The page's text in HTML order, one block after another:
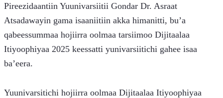
Pireezidaantiin Yuunivarsiitii Gondar Dr. Asraat
Atsadawayin gama isaaniitiin akka himanitti, bu’a
qabeessummaa hojiirra oolmaa tarsiimoo Dijitaalaa
Itiyoophiyaa 2025 keessatti yunivarsiitichi gahee isaa
ba’eera.
Yuunivarsitichi hojiirra oolmaa Dijitaalaa Itiyoophiyaa